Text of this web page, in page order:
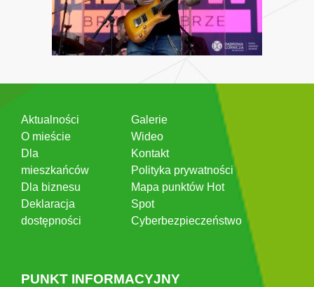
Aktualności
O mieście
Dla
mieszkańców
Dla biznesu
Deklaracja
dostępności
Galerie
Wideo
Kontakt
Polityka prywatności
Mapa punktów Hot
Spot
Cyberbezpieczeństwo
PUNKT INFORMACYJNY